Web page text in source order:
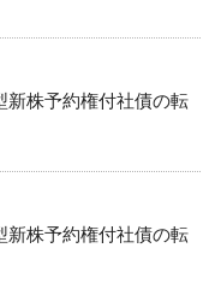
新株予約権付社債の転
新株予約権付社債の転